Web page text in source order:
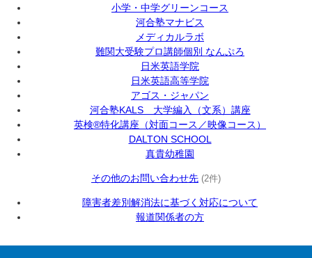
小学・中学グリーンコース
河合塾マナビス
メディカルラボ
難関大受験プロ講師個別 なんぷろ
日米英語学院
日米英語高等学院
アゴス・ジャパン
河合塾KALS 大学編入（文系）講座
英検®特化講座（対面コース／映像コース）
DALTON SCHOOL
真貴幼稚園
その他のお問い合わせ先 (2件)
障害者差別解消法に基づく対応について
報道関係者の方